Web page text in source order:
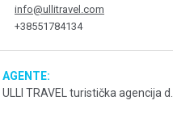
info@ullitravel.com
+38551784134
AGENTE:
ULLI TRAVEL turistička agencija